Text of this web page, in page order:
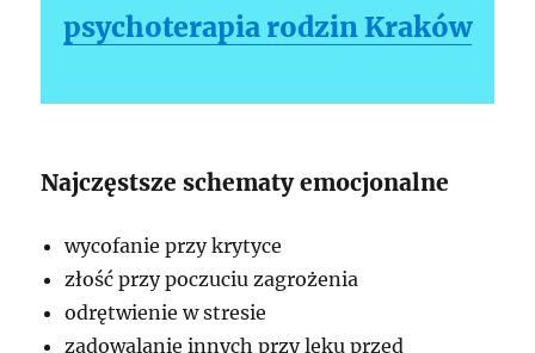
psychoterapia rodzin Kraków
Najczęstsze schematy emocjonalne
wycofanie przy krytyce
złość przy poczuciu zagrożenia
odrętwienie w stresie
zadowalanie innych przy lęku przed